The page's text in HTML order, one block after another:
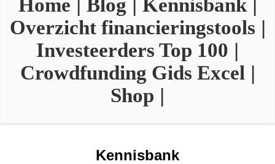
Home | Blog | Kennisbank|
Overzicht financieringstools |
Investeerders Top 100 |
Crowdfunding Gids Excel |
Shop |
Kennisbank